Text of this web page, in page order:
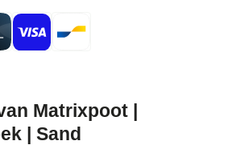
Matrixpoot |
| Sand